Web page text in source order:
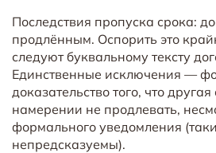
Последствия пропуска срока:
продлённым. Оспорить это
следуют буквальному тексту
Единственные исключения —
доказательство того, что
намерении не продлевать,
формального уведомления
непредсказуемы).